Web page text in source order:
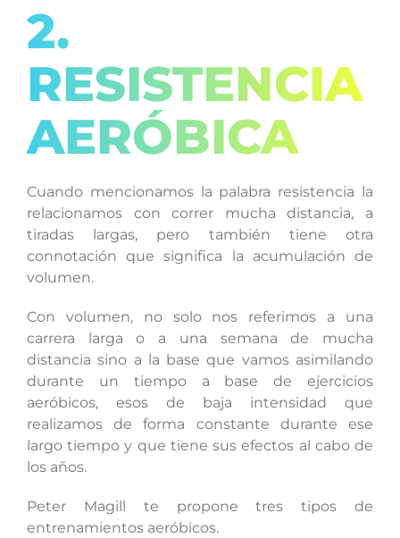
2.
RESISTENCIA
AERÓBICA
Cuando mencionamos la palabra resistencia la
relacionamos con correr mucha distancia, a
tiradas largas, pero también tiene otra
connotación que significa la acumulación de
volumen.
Con volumen, no solo nos referimos a una
carrera larga o a una semana de mucha
distancia sino a la base que vamos asimilando
durante un tiempo a base de ejercicios
aeróbicos, esos de baja intensidad que
realizamos de forma constante durante ese
largo tiempo y que tiene sus efectos al cabo de
los años.
Peter Magill te propone tres tipos de
entrenamientos aeróbicos.